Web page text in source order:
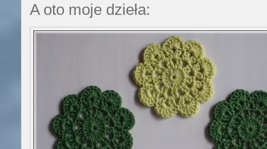
A oto moje dzieła: